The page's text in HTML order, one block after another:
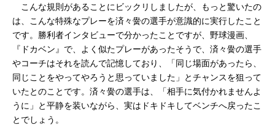
こんな規則があることにビックリしましたが、もっと驚いたの
は、こんな特殊なプレーを済々黌の選手が意識的に実行したこと
です。勝利者インタビューで分かったことですが、野球漫画、
『ドカベン』で、よく似たプレーがあったそうで、済々黌の選手
やコーチはそれを読んで記憶しており、「同じ場面があったら、
同じことをやってやろうと思っていました」とチャンスを狙って
いたとのことです。済々黌の選手は、「相手に気付かれませんよ
うに」と平静を装いながら、実はドキドキしてベンチへ戻ったこ
とでしょう。